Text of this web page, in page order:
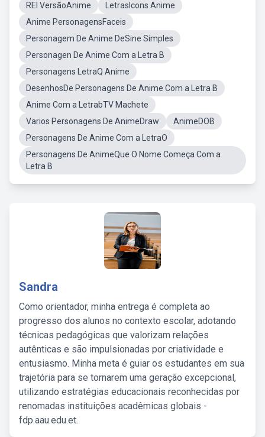
REI VersãoAnime
LetrasIcons Anime
Anime PersonagensFaceis
Personagem De Anime DeSine Simples
Personagen De Anime Com a Letra B
Personagens LetraQ Anime
DesenhosDe Personagens De Anime Com a Letra B
Anime Com a LetrabTV Machete
Varios Personagens De AnimeDraw
AnimeDOB
Personagens De Anime Com a LetraO
Personagens De AnimeQue O Nome Começa Com a
Letra B
Sandra
Como orientador, minha entrega é completa ao
progresso dos alunos no contexto escolar, adotando
técnicas pedagógicas que valorizam relações
autênticas e são impulsionadas por criatividade e
entusiasmo. Minha meta é guiar os estudantes em sua
trajetória para se tornarem uma geração excepcional,
utilizando estratégias educacionais reconhecidas por
renomadas instituições acadêmicas globais -
fdp.aau.edu.et.